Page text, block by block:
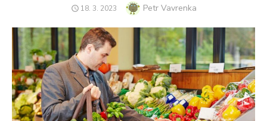
POSTED
18. 3. 2023 Author
Petr Vavrenka